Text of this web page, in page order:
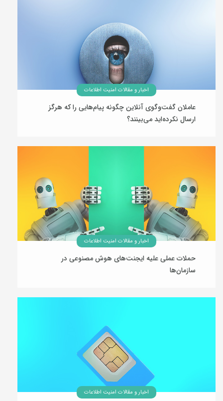
اخبار و مقالات امنیت اطلاعات
عاملان گفت‌وگوی آنلاین چگونه پیام‌هایی را که هرگز
ارسال نکرده‌اید می‌بینند؟
07 مرداد 1405
اخبار و مقالات امنیت اطلاعات
حملات عملی علیه ایجنت‌های هوش مصنوعی در
سازمان‌ها
06 مرداد 1405
اخبار و مقالات امنیت اطلاعات